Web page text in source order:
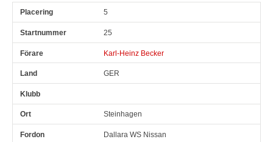
5
25
Karl-Heinz Becker
GER
Steinhagen
Dallara WS Nissan